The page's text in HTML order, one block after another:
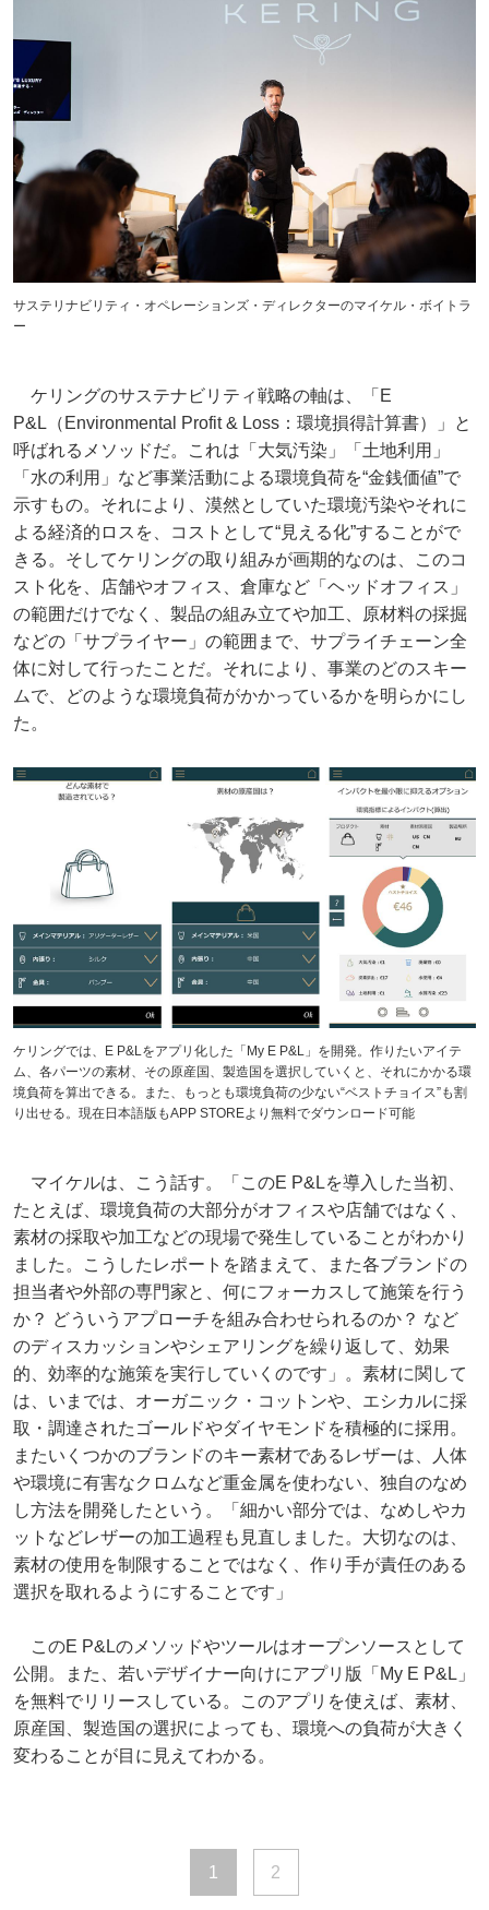
サステリナビリティ・オペレーションズ・ディレクターのマイケル・ボイトラ
ー
ケリングのサステナビリティ戦略の軸は、「E
P&L（Environmental Profit & Loss：環境損得計算書）」と
呼ばれるメソッドだ。これは「大気汚染」「土地利用」
「水の利用」など事業活動による環境負荷を“金銭価値”で
示すもの。それにより、漠然としていた環境汚染やそれに
よる経済的ロスを、コストとして“見える化”することがで
きる。そしてケリングの取り組みが画期的なのは、このコ
スト化を、店舗やオフィス、倉庫など「ヘッドオフィス」
の範囲だけでなく、製品の組み立てや加工、原材料の採掘
などの「サプライヤー」の範囲まで、サプライチェーン全
体に対して行ったことだ。それにより、事業のどのスキー
ムで、どのような環境負荷がかかっているかを明らかにし
た。
ケリングでは、E P&Lをアプリ化した「My E P&L」を開発。作りたいアイテ
ム、各パーツの素材、その原産国、製造国を選択していくと、それにかかる環
境負荷を算出できる。また、もっとも環境負荷の少ない“ベストチョイス”も割
り出せる。現在日本語版もAPP STOREより無料でダウンロード可能
マイケルは、こう話す。「このE P&Lを導入した当初、
たとえば、環境負荷の大部分がオフィスや店舗ではなく、
素材の採取や加工などの現場で発生していることがわかり
ました。こうしたレポートを踏まえて、また各ブランドの
担当者や外部の専門家と、何にフォーカスして施策を行う
か？ どういうアプローチを組み合わせられるのか？ など
のディスカッションやシェアリングを繰り返して、効果
的、効率的な施策を実行していくのです」。素材に関して
は、いまでは、オーガニック・コットンや、エシカルに採
取・調達されたゴールドやダイヤモンドを積極的に採用。
またいくつかのブランドのキー素材であるレザーは、人体
や環境に有害なクロムなど重金属を使わない、独自のなめ
し方法を開発したという。「細かい部分では、なめしやカ
ットなどレザーの加工過程も見直しました。大切なのは、
素材の使用を制限することではなく、作り手が責任のある
選択を取れるようにすることです」
このE P&Lのメソッドやツールはオープンソースとして
公開。また、若いデザイナー向けにアプリ版「My E P&L」
を無料でリリースしている。このアプリを使えば、素材、
原産国、製造国の選択によっても、環境への負荷が大きく
変わることが目に見えてわかる。
1 2